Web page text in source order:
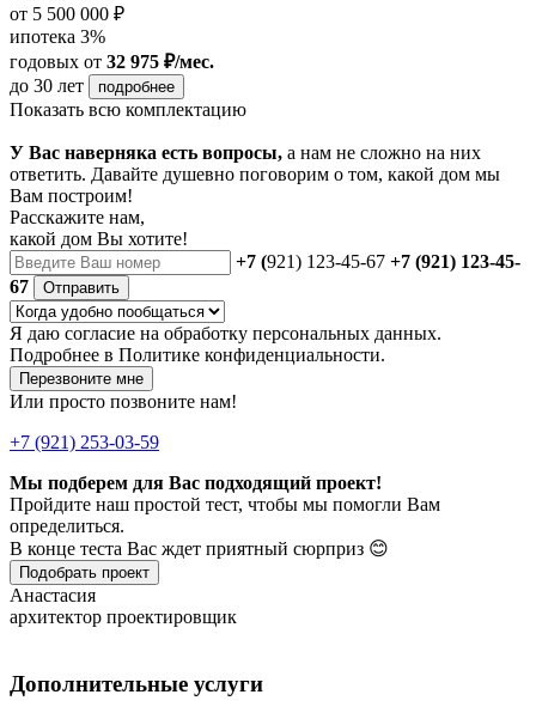
от 5 500 000 ₽
ипотека 3%
годовых от 32 975 ₽/мес.
до 30 лет
подробнее
Показать всю комплектацию
У Вас наверняка есть вопросы, а нам не сложно на них
ответить. Давайте душевно поговорим о том, какой дом мы
Вам построим!
Расскажите нам,
какой дом Вы хотите!
+7 (921) 123-45-67 +7 (921) 123-45-
67
Отправить
Я даю согласие на обработку персональных данных.
Подробнее в Политике конфиденциальности.
Перезвоните мне
Или просто позвоните нам!
+7 (921) 253-03-59
Мы подберем для Вас подходящий проект!
Пройдите наш простой тест, чтобы мы помогли Вам
определиться.
В конце теста Вас ждет приятный сюрприз 😊
Подобрать проект
Анастасия
архитектор проектировщик
Дополнительные услуги